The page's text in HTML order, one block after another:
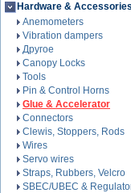
Hardware & Accessories
Anemometers
Vibration dampers
Другое
Canopy Locks
Tools
Pin & Control Horns
Glue & Accelerator
Connectors
Clewis, Stoppers, Rods
Wires
Servo wires
Straps, Rubbers, Velcro
SBEC/UBEC &